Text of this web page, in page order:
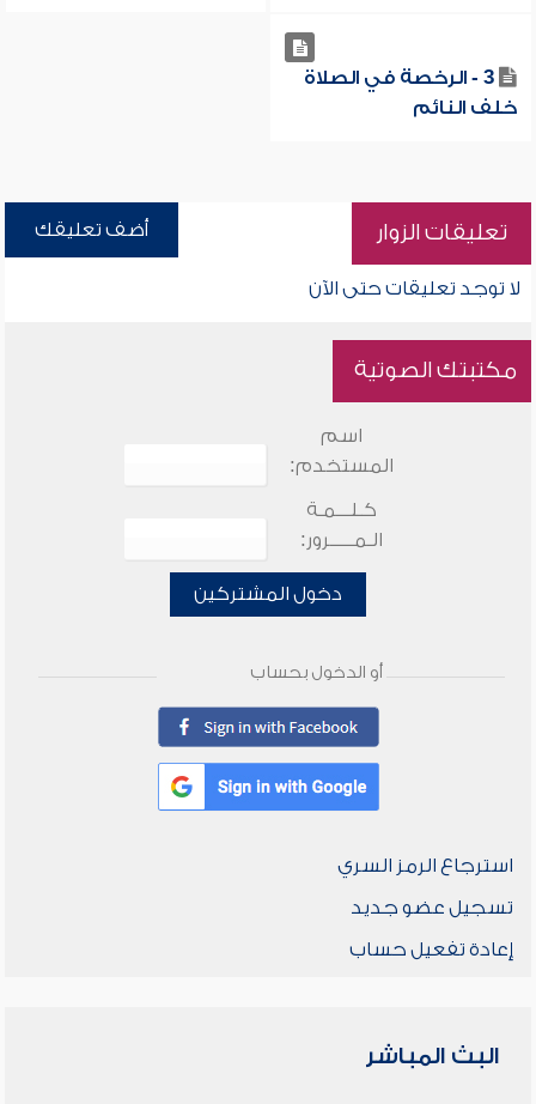
3 - الرخصة في الصلاة
خلف النائم
تعليقات الزوار أضف تعليقك
لا توجد تعليقات حتى الآن
مكتبتك الصوتية
اسم
المستخدم:
كـلـــمـة
الـمـــــرور:
دخول المشتركين
أو الدخول بحساب
استرجاع الرمز السري
تسجيل عضو جديد
إعادة تفعيل حساب
البث المباشر